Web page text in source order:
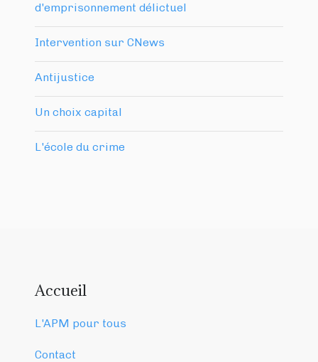
d'emprisonnement délictuel
Intervention sur CNews
Antijustice
Un choix capital
L'école du crime
Accueil
L'APM pour tous
Contact